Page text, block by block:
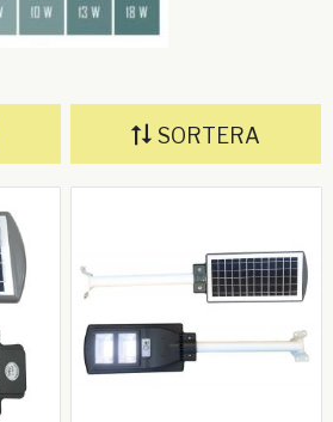
SORTERA